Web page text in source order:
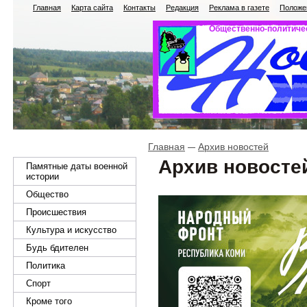
Главная Карта сайта Контакты Редакция Реклама в газете
Общественно-
Памятные даты военной
истории
Общество
Происшествия
Культура и искусство
Будь бдителен
Политика
Спорт
Кроме того
Главная Архив новостей
Архив